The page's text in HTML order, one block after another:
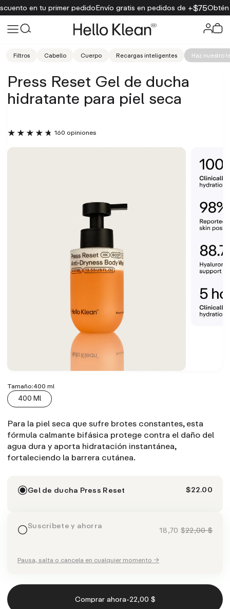
en tu primer pedidoEnvío gratis en pedidos de +$75Obtén un
Filtros Cabello Cuerpo Recargas inteligentes Haz nuestro
Press Reset Gel de ducha
hidratante para piel seca
160 opiniones
Tamaño:400 ml
400 Ml
Para la piel seca que sufre brotes constantes, esta
fórmula calmante bifásica protege contra el daño del
agua dura y aporta hidratación instantánea,
fortaleciendo la barrera cutánea.
Gel de ducha Press Reset $22.00
Suscríbete y ahorra 18,70 $22,00 $
Pausa, salta o cancela en cualquier momento →
Comprar ahora-22,00 $